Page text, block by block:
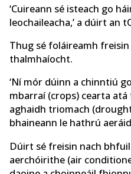
‘Cuireann sé isteach go
leochaileacha,’ a dúirt an
Thug sé foláireamh
thalmhaíocht.
‘Ní mór dúinn a chinntiú
mbarraí (crops) cearta
aghaidh triomach
bhaineann le hathrú
Dúirt sé freisin nach
aerchóirithe (air